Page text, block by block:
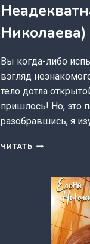
Николаева)
Вы когда-либо
взгляд
тело дотла
пришлось! Но, это
разобравшись, я
ЧИТАТЬ
НИКОЛАЕВА)